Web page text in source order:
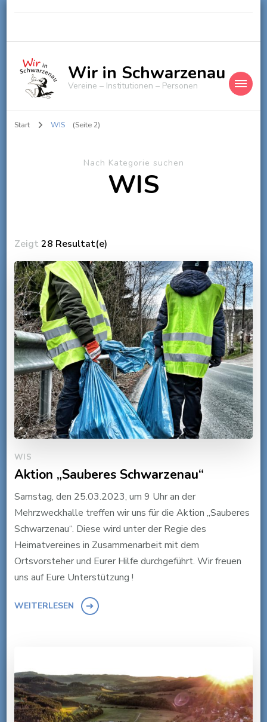
Wir in Schwarzenau
Vereine – Institutionen – Personen
Start WIS (Seite 2)
Nach Kategorie suchen
WIS
Zeigt 28 Resultat(e)
WIS
Aktion „Sauberes Schwarzenau“
Samstag, den 25.03.2023, um 9 Uhr an der
Mehrzweckhalle treffen wir uns für die Aktion „Sauberes
Schwarzenau“. Diese wird unter der Regie des
Heimatvereines in Zusammenarbeit mit dem
Ortsvorsteher und Eurer Hilfe durchgeführt. Wir freuen
uns auf Eure Unterstützung !
WEITERLESEN